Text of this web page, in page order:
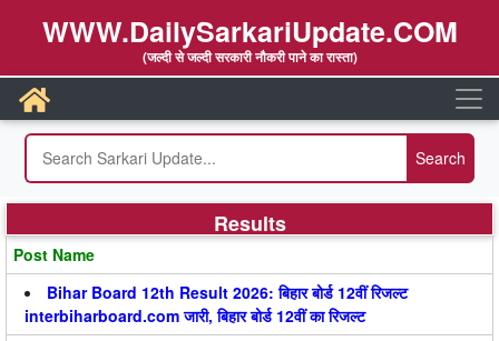
WWW.DailySarkariUpdate.COM
(जल्दी से जल्दी सरकारी नौकरी पाने का रास्ता)
Results
Post Name
Bihar Board 12th Result 2026: बिहार बोर्ड 12वीं रिजल्ट
interbiharboard.com जारी, बिहार बोर्ड 12वीं का रिजल्ट